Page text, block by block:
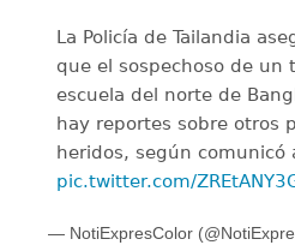
La Policía de Tailandia
que el sospechoso de un
escuela del norte de
hay reportes sobre otros
heridos, según
pic.twitter.com/
— NotiExpresColor